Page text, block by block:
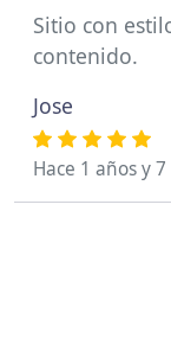
Sitio con
contenido.
Jose
Hace 1 años y